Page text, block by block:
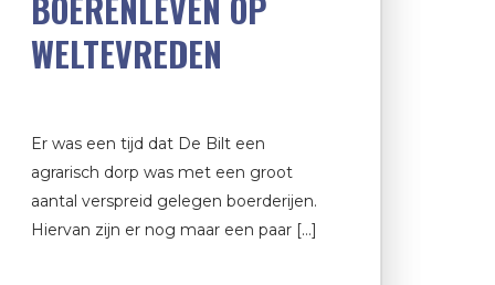
WELTEVREDEN
Er was een tijd dat De Bilt een
agrarisch dorp was met een groot
aantal verspreid gelegen boerderijen.
Hiervan zijn er nog maar een paar […]